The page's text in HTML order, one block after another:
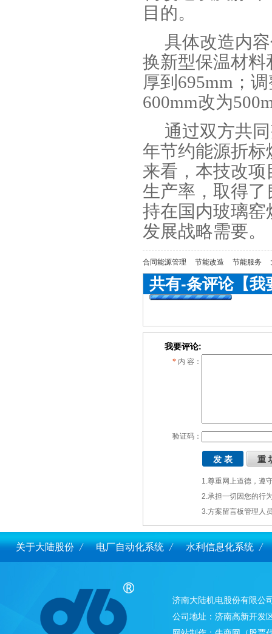
目的。
具体改造内
换新型保温材料
厚到695mm；
600mm改为
通过双方共
年节约能源折标
来看，本技改
生产率，取得
持在国内玻璃
发展战略需要。
合同能源管理 节能改造 节能服务
共有-条评论【我
我要评论:
* 内 容：
验证码：
1.尊重网上道德，遵
2.承担一切因您的行
3.方案留言板管理人
关于大陆股份 电厂自动化系统 水利信息化系统
济南大陆机电股份有限公
公司地址：济南高新开发